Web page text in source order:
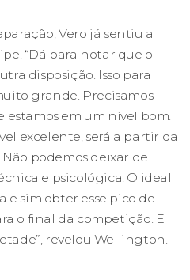
Vero já sentiu a
“Dá para notar que o
disposição. Isso para
grande. Precisamos
estamos em um nível bom.
excelente, será a partir da
podemos deixar de
e psicológica. O ideal
e sim obter esse pico de
o final da competição. E
revelou Wellington.